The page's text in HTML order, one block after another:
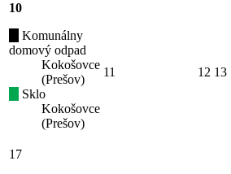
10
Komunálny
domový odpad
Kokošovce
(Prešov)
Sklo
Kokošovce
(Prešov)
11 12 13
17